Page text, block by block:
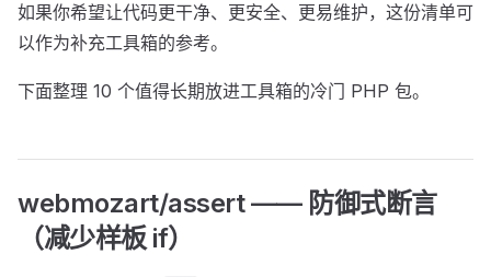
如果你希望让代码更干净、更安全、更易维护，这份清单可
以作为补充工具箱的参考。
下面整理 10 个值得长期放进工具箱的冷门 PHP 包。
webmozart/assert —— 防御式断言
（减少样板 if）